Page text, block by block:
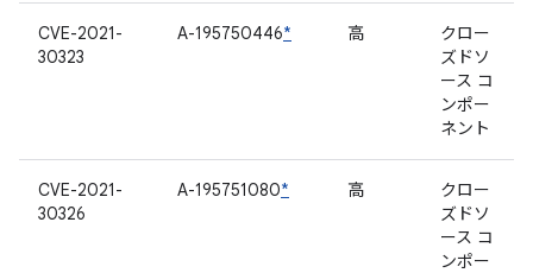
CVE-2021-
30323
A-195750446* 高
クロー
ズドソ
ース コ
ンポー
ネント
CVE-2021-
30326
A-195751080* 高
クロー
ズドソ
ース コ
ンポー